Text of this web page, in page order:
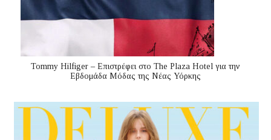
Tommy Hilfiger – Επιστρέφει στο The Plaza Hotel για την
Εβδομάδα Μόδας της Νέας Υόρκης